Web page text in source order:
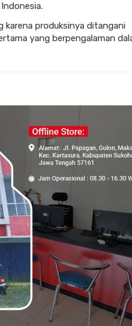
karena produksinya ditangani
yang berpengalaman